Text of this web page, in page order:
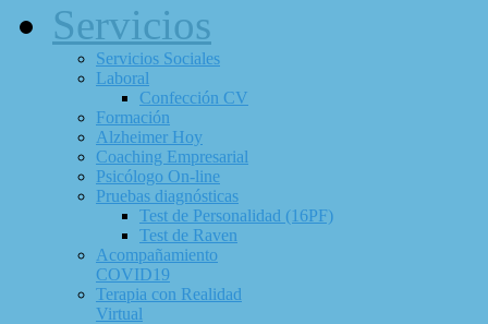
Servicios
Servicios Sociales
Laboral
Confección CV
Formación
Alzheimer Hoy
Coaching Empresarial
Psicólogo On-line
Pruebas diagnósticas
Test de Personalidad (16PF)
Test de Raven
Acompañamiento
COVID19
Terapia con Realidad
Virtual